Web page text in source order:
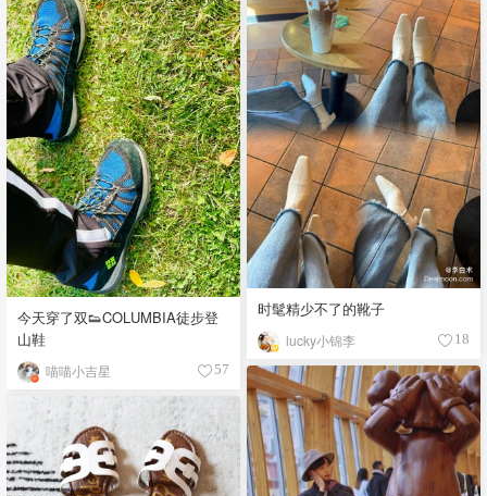
时髦精少不了的靴子
lucky小锦李 18
今天穿了双👟COLUMBIA徒步登
山鞋
喵喵小吉星 57